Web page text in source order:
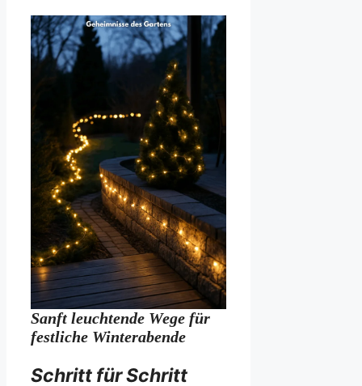
Sanft leuchtende Wege für
festliche Winterabende
Schritt für Schritt